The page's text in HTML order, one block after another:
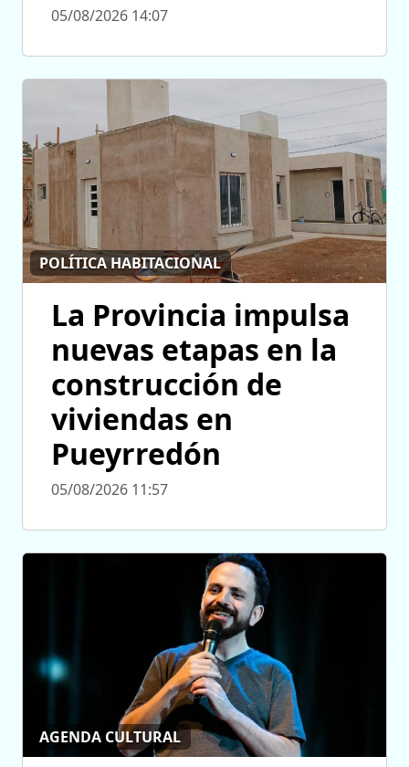
05/08/2026 14:07
POLÍTICA HABITACIONAL
La Provincia impulsa
nuevas etapas en la
construcción de
viviendas en
Pueyrredón
05/08/2026 11:57
AGENDA CULTURAL